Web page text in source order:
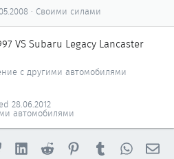
Своими силами
VS Subaru Legacy Lancaster
с другими автомобилями
автомобилями
28.06.2012
BlueskyLinkedInReddit PinterestTumblr